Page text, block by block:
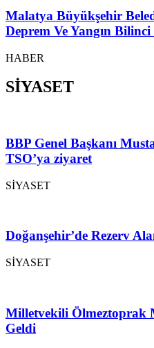
Malatya Büyükşehir
Deprem Ve Yangın
HABER
SİYASET
BBP Genel Başkanı
TSO’ya ziyaret
SİYASET
Doğanşehir’de Rezerv
SİYASET
Milletvekili Ölmeztoprak
Geldi